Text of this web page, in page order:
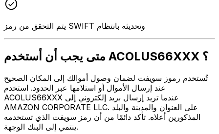
يتم التحقق من رمز SWIFT وتحديثه بانتظام
متى يجب أن أستخدم ACOLUS66XXX ؟
تُستخدم رموز سويفت لضمان وصول أموالك إلى المكان الصحيح
عند إرسال الأموال أو استلامها عبر الحدود. استخدم
ACOLUS66XXX عندما تريد إرسال بريد إلكتروني إلى
AMAZON CORPORATE LLC. على العنوان والمدينة والبلد
المذكورين أعلاه. تأكد دائمًا من أن رمز سويفت الذي تستخدمه
ينتمي إلى البنك الوجهة.